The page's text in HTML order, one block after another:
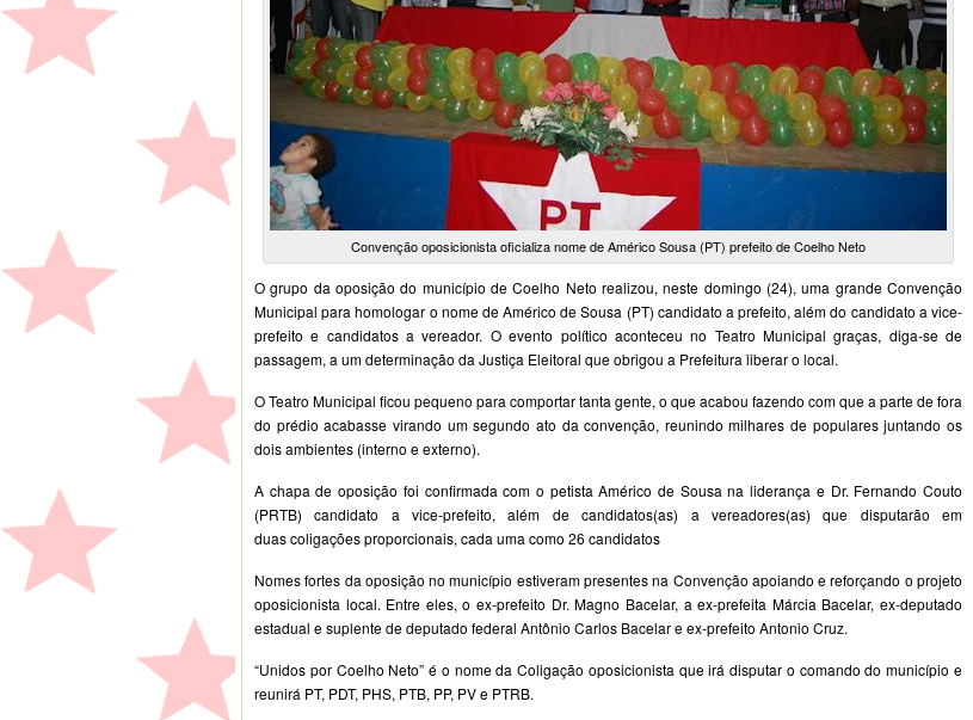
Convenção oposicionista oficializa nome de Américo Sousa (PT) prefeito de Coelho Neto
O grupo da oposição do município de Coelho Neto realizou, neste domingo (24), uma grande Convenção
Municipal para homologar o nome de Américo de Sousa (PT) candidato a prefeito, além do candidato a vice-
prefeito e candidatos a vereador. O evento político aconteceu no Teatro Municipal graças, diga-se de
passagem, a um determinação da Justiça Eleitoral que obrigou a Prefeitura liberar o local.
O Teatro Municipal ficou pequeno para comportar tanta gente, o que acabou fazendo com que a parte de fora
do prédio acabasse virando um segundo ato da convenção, reunindo milhares de populares juntando os
dois ambientes (interno e externo).
A chapa de oposição foi confirmada com o petista Américo de Sousa na liderança e Dr. Fernando Couto
(PRTB) candidato a vice-prefeito, além de candidatos(as) a vereadores(as) que disputarão em
duas coligações proporcionais, cada uma como 26 candidatos
Nomes fortes da oposição no município estiveram presentes na Convenção apoiando e reforçando o projeto
oposicionista local. Entre eles, o ex-prefeito Dr. Magno Bacelar, a ex-prefeita Márcia Bacelar, ex-deputado
estadual e suplente de deputado federal Antônio Carlos Bacelar e ex-prefeito Antonio Cruz.
“Unidos por Coelho Neto” é o nome da Coligação oposicionista que irá disputar o comando do município e
reunirá PT, PDT, PHS, PTB, PP, PV e PTRB.